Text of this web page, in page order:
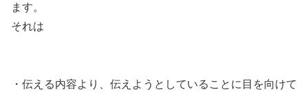
ます。
それは
・伝える内容より、伝えようとしていることに目を向けて